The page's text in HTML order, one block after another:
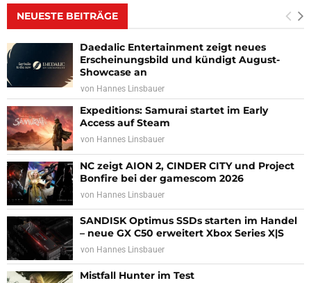
NEUESTE BEITRÄGE
Daedalic Entertainment zeigt neues
Erscheinungsbild und kündigt August-
Showcase an
von Hannes Linsbauer
Expeditions: Samurai startet im Early
Access auf Steam
von Hannes Linsbauer
NC zeigt AION 2, CINDER CITY und Project
Bonfire bei der gamescom 2026
von Hannes Linsbauer
SANDISK Optimus SSDs starten im Handel
– neue GX C50 erweitert Xbox Series X|S
von Hannes Linsbauer
Mistfall Hunter im Test